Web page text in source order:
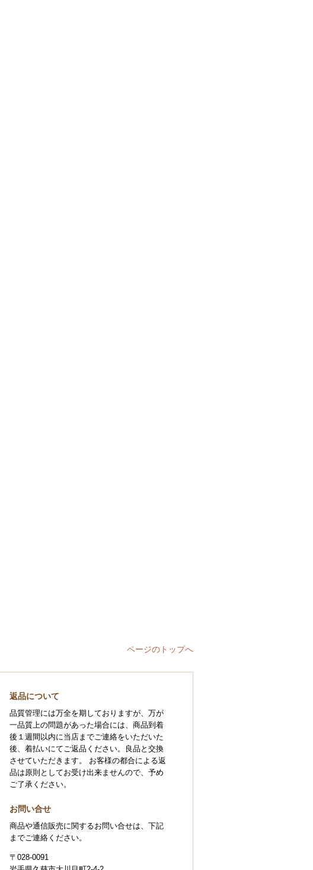
ページのトップへ
返品について
品質管理には万全を期しておりますが、万が
一品質上の問題があった場合には、商品到着
後１週間以内に当店までご連絡をいただいた
後、着払いにてご返品ください。良品と交換
させていただきます。 お客様の都合による返
品は原則としてお受け出来ませんので、予め
ご了承ください。
お問い合せ
商品や通信販売に関するお問い合せは、下記
までご連絡ください。
〒028-0091